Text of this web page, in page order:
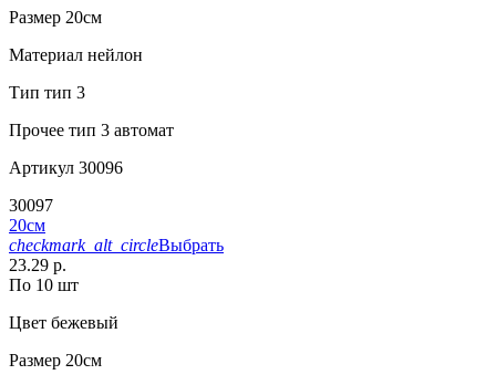
Размер 20см
Материал нейлон
Тип тип 3
Прочее тип 3 автомат
Артикул 30096
30097
20см
checkmark_alt_circleВыбрать
23.29 р.
По 10 шт
Цвет бежевый
Размер 20см